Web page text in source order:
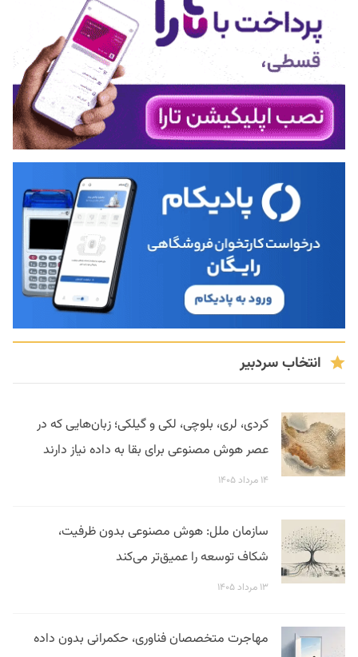
انتخاب سردبیر
کردی، لری، بلوچی، لکی و گیلکی؛ زبان‌هایی که در
عصر هوش مصنوعی برای بقا به داده نیاز دارند
۱۴ مرداد ۱۴۰۵
سازمان ملل: هوش مصنوعی بدون ظرفیت،
شکاف توسعه را عمیق‌تر می‌کند
۱۳ مرداد ۱۴۰۵
مهاجرت متخصصان فناوری، حکمرانی بدون داده